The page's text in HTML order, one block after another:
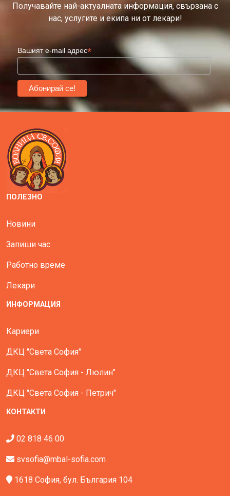
Получавайте най-актуалната информация, свързана с
нас, услугите и екипа ни от лекари!
Вашият e-mail адрес*
ПОЛЕЗНО
Новини
Запиши час
Работно време
Лекари
ИНФОРМАЦИЯ
Кариери
ДКЦ "Света София"
ДКЦ "Света София - Люлин"
ДКЦ "Света София - Петрич"
КОНТАКТИ
02 818 46 00
svsofia@mbal-sofia.com
1618 София, бул. България 104